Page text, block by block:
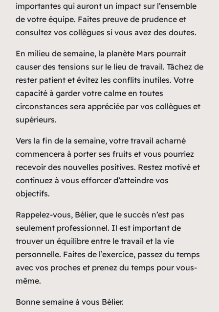
importantes qui auront un impact sur l’ensemble
de votre équipe. Faites preuve de prudence et
consultez vos collègues si vous avez des doutes.
En milieu de semaine, la planète Mars pourrait
causer des tensions sur le lieu de travail. Tâchez de
rester patient et évitez les conflits inutiles. Votre
capacité à garder votre calme en toutes
circonstances sera appréciée par vos collègues et
supérieurs.
Vers la fin de la semaine, votre travail acharné
commencera à porter ses fruits et vous pourriez
recevoir des nouvelles positives. Restez motivé et
continuez à vous efforcer d’atteindre vos
objectifs.
Rappelez-vous, Bélier, que le succès n’est pas
seulement professionnel. Il est important de
trouver un équilibre entre le travail et la vie
personnelle. Faites de l’exercice, passez du temps
avec vos proches et prenez du temps pour vous-
même.
Bonne semaine à vous Bélier.